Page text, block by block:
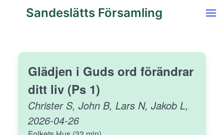
Sandeslätts Församling
Glädjen i Guds ord förändrar
ditt liv (Ps 1)
Christer S, John B, Lars N, Jakob L,
2026-04-26